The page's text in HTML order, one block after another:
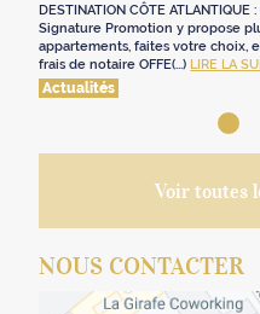
DESTINATION CÔTE
Signature Promotion y propose
appartements, faites votre choix,
frais de notaire OFFE(...) LIRE LA
Actualités
Voir toutes
NOUS CONTACTER